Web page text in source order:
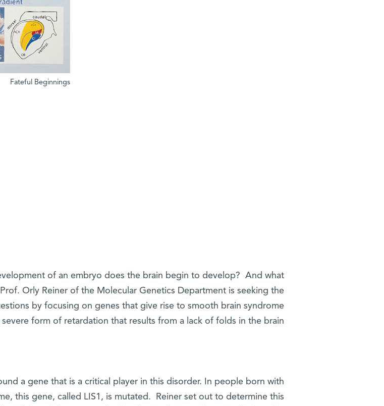
Fateful Beginnings
of an embryo does the brain begin to develop? And what
Orly Reiner of the Molecular Genetics Department is seeking the
by focusing on genes that give rise to smooth brain syndrome
severe form of retardation that results from a lack of folds in the brain.
a gene that is a critical player in this disorder. In people born with
this gene, called LIS1, is mutated. Reiner set out to determine this